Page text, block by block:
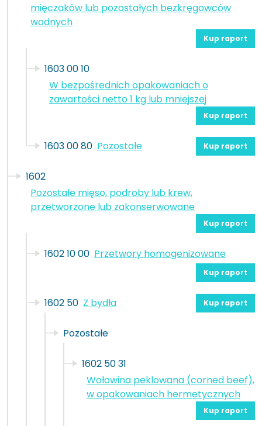
mięczaków lub pozostałych bezkręgowców
wodnych
Kup raport
1603 00 10
W bezpośrednich opakowaniach o
zawartości netto 1 kg lub mniejszej
Kup raport
1603 00 80 Pozostałe Kup raport
1602
Pozostałe mięso, podroby lub krew,
przetworzone lub zakonserwowane
Kup raport
1602 10 00 Przetwory homogenizowane
Kup raport
1602 50 Z bydła Kup raport
Pozostałe
1602 50 31
Wołowina peklowana (corned beef),
w opakowaniach hermetycznych
Kup raport